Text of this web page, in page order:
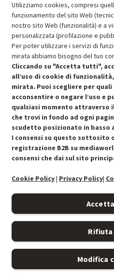
SCONTO
Approfitta dello sconto del 30%
Condizioni generali di vendita
Cookie Policy
Preferenze cookie
Accessibilità
Utilizziamo cookies, compresi
funzionamento del sito Web
nostro sito Web (funzionalità) e a
personalizzata (profilazione e
Per poter utilizzare i servizi di
mirata abbiamo bisogno del tuo
Cliccando su "Accetta tutti",
all’uso di cookie di
mirata. Puoi scegliere per
acconsentire o negare l’uso e
qualsiasi momento attraverso
che trovi in fondo ad ogni
scudetto posizionato in basso
I consensi su questo sottosito
registrazione B2B su
consensi che dai sul sito
Cookie Policy| Privacy Policy|
Modifica